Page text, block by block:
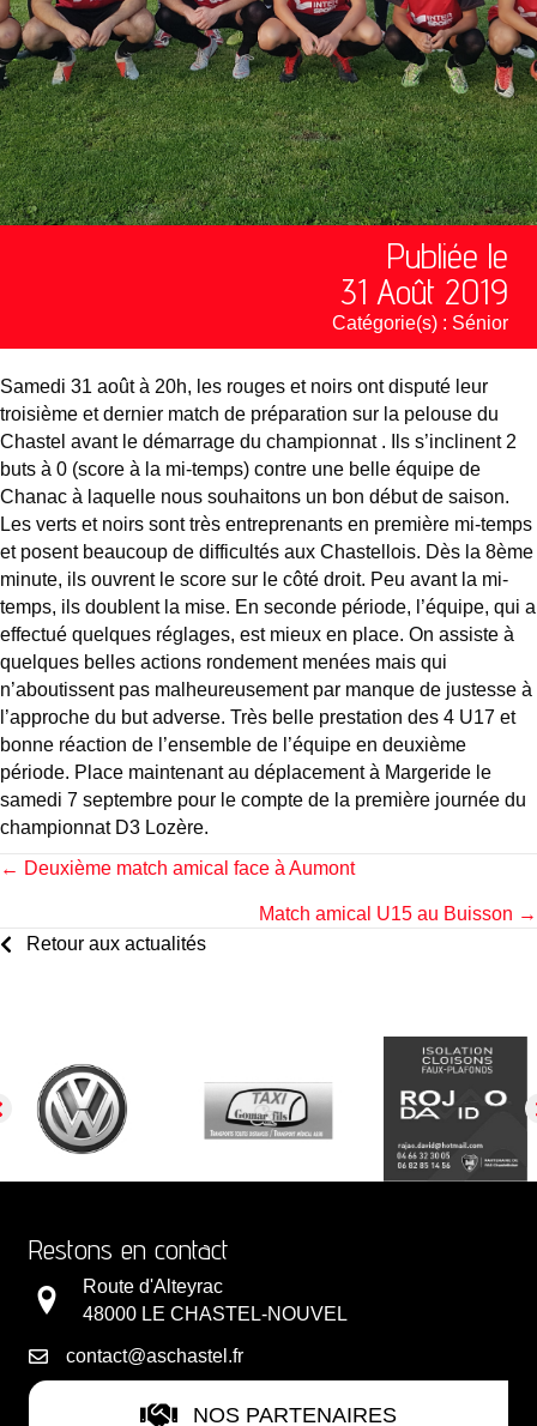
Publiée le
31 Août 2019
Catégorie(s) : Sénior
Samedi 31 août à 20h, les rouges et noirs ont disputé leur
troisième et dernier match de préparation sur la pelouse du
Chastel avant le démarrage du championnat . Ils s’inclinent 2
buts à 0 (score à la mi-temps) contre une belle équipe de
Chanac à laquelle nous souhaitons un bon début de saison.
Les verts et noirs sont très entreprenants en première mi-temps
et posent beaucoup de difficultés aux Chastellois. Dès la 8ème
minute, ils ouvrent le score sur le côté droit. Peu avant la mi-
temps, ils doublent la mise. En seconde période, l’équipe, qui a
effectué quelques réglages, est mieux en place. On assiste à
quelques belles actions rondement menées mais qui
n’aboutissent pas malheureusement par manque de justesse à
l’approche du but adverse. Très belle prestation des 4 U17 et
bonne réaction de l’ensemble de l’équipe en deuxième
période. Place maintenant au déplacement à Margeride le
samedi 7 septembre pour le compte de la première journée du
championnat D3 Lozère.
Posts
navigation
← Deuxième match amical face à Aumont
Match amical U15 au Buisson →
Retour aux actualités
Restons en contact
Route d'Alteyrac
48000 LE CHASTEL-NOUVEL
contact@aschastel.fr
NOS PARTENAIRES